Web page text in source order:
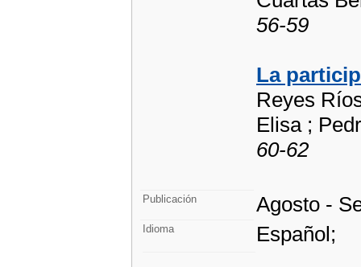
56-59
La
Reyes
Elisa ;
60-62
Publicación Agosto -
Idioma Español;